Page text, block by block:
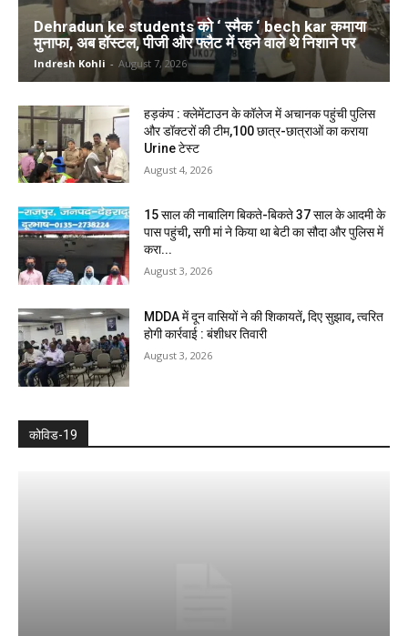
Dehradun ke students को ‘ स्मैक ‘ bech kar कमाया
मुनाफा, अब हॉस्टल, पीजी और फ्लैट में रहने वाले थे निशाने पर
Indresh Kohli - August 7, 2026
हड़कंप : क्लेमेंटाउन के कॉलेज में अचानक पहुंची पुलिस
और डॉक्टरों की टीम,100 छात्र-छात्राओं का कराया
Urine टेस्ट
August 4, 2026
15 साल की नाबालिग बिकते-बिकते 37 साल के आदमी के
पास पहुंची, सगी मां ने किया था बेटी का सौदा और पुलिस में
करा...
August 3, 2026
MDDA में दून वासियों ने की शिकायतें, दिए सुझाव, त्वरित
होगी कार्रवाई : बंशीधर तिवारी
August 3, 2026
कोविड-19